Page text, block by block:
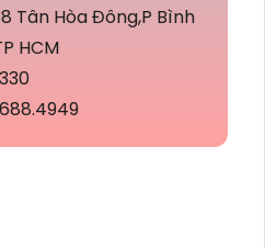
Tân Hòa Đông,P Bình
HCM